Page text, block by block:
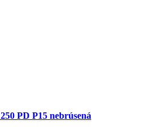
PD P15 nebrúsená